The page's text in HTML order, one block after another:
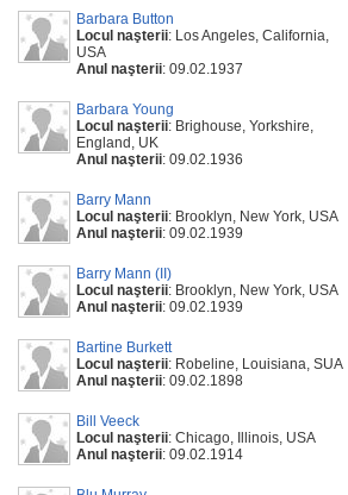
Barbara Button
Locul naşterii: Los Angeles, California,
USA
Anul naşterii: 09.02.1937
Barbara Young
Locul naşterii: Brighouse, Yorkshire,
England, UK
Anul naşterii: 09.02.1936
Barry Mann
Locul naşterii: Brooklyn, New York, USA
Anul naşterii: 09.02.1939
Barry Mann (II)
Locul naşterii: Brooklyn, New York, USA
Anul naşterii: 09.02.1939
Bartine Burkett
Locul naşterii: Robeline, Louisiana, SUA
Anul naşterii: 09.02.1898
Bill Veeck
Locul naşterii: Chicago, Illinois, USA
Anul naşterii: 09.02.1914